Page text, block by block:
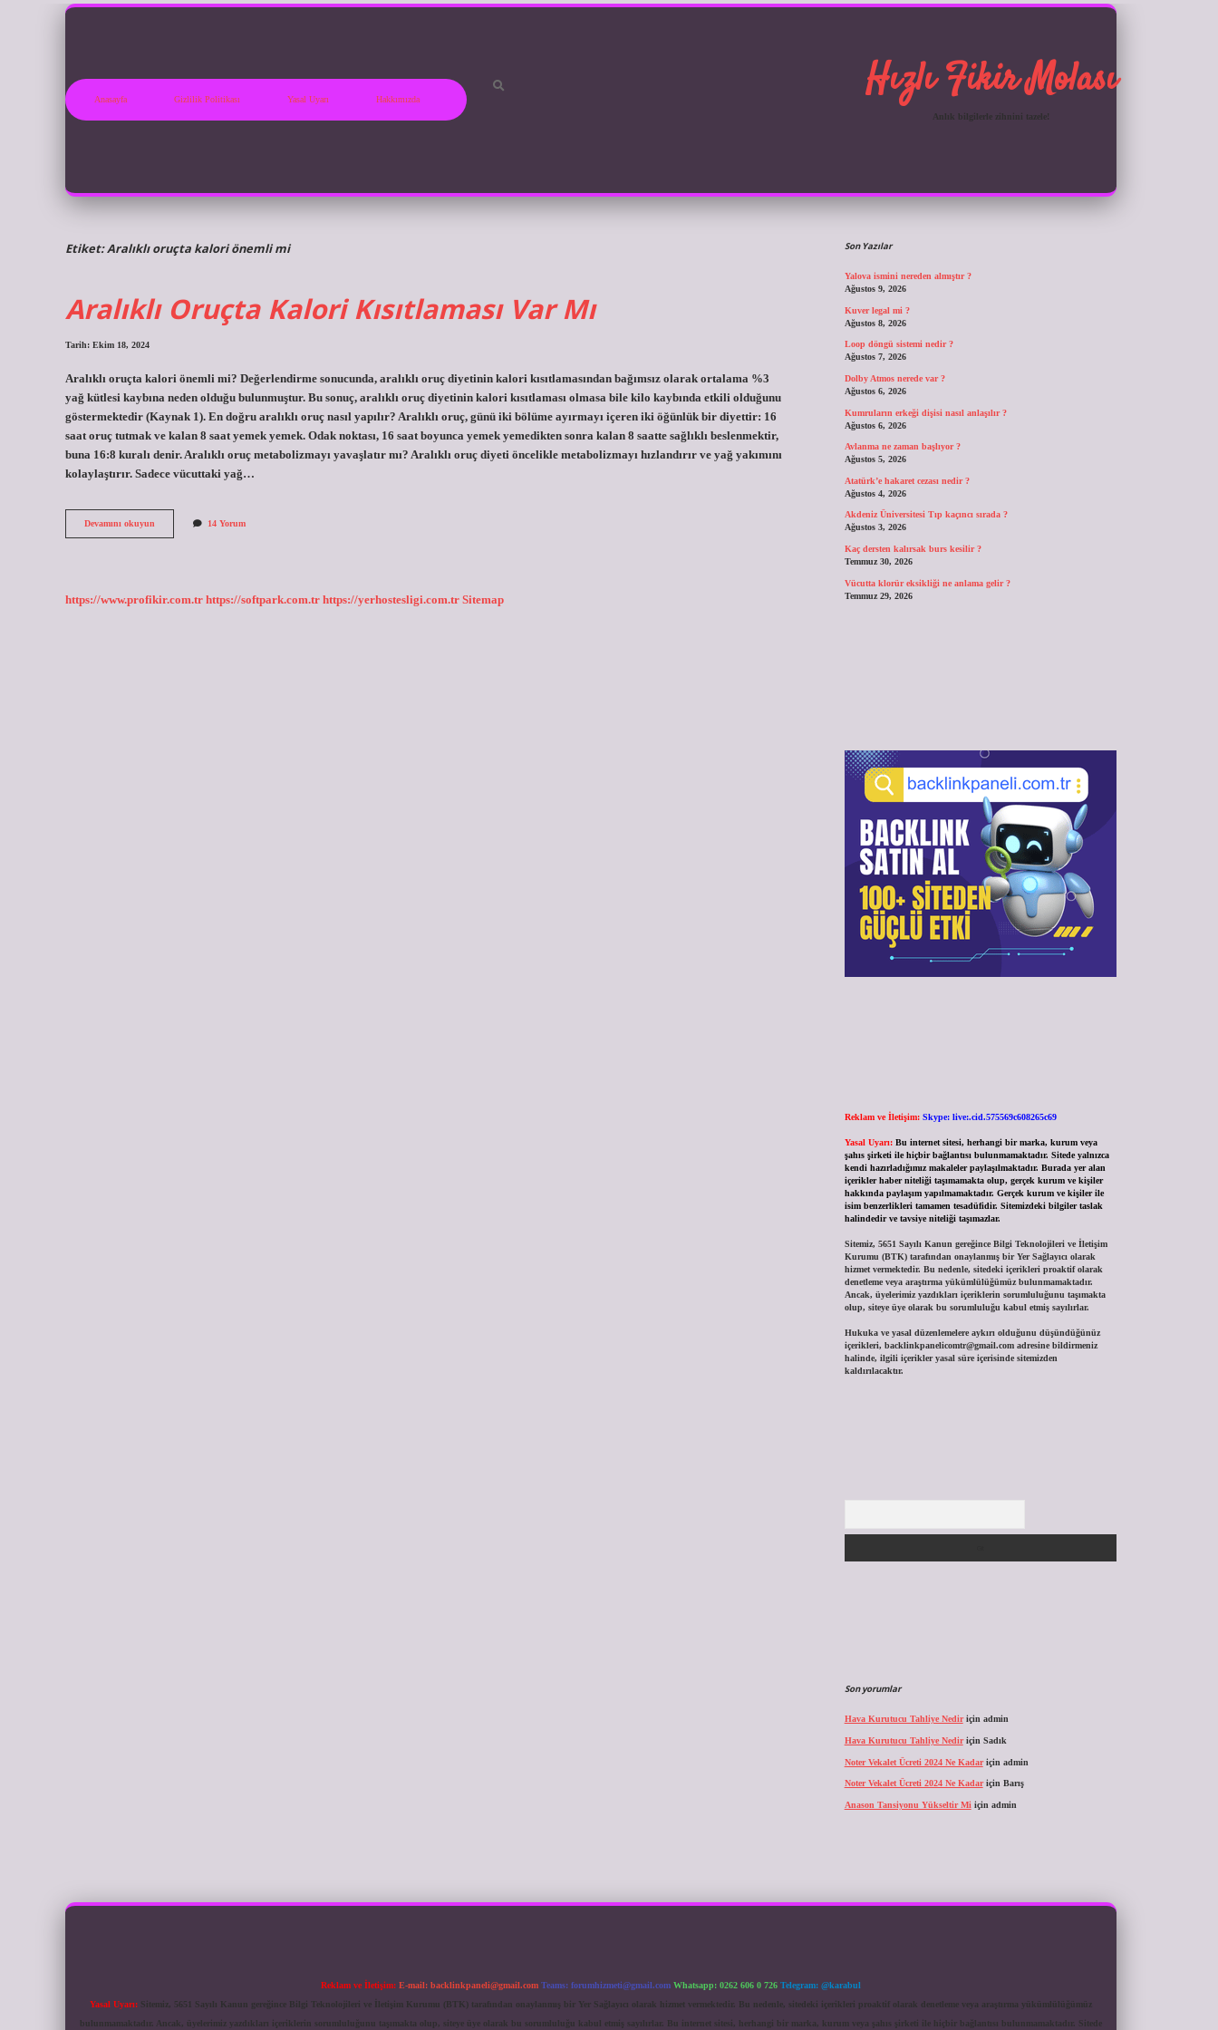
Anasayfa Gizlilik Politikası Yasal Uyarı Hakkımızda Hızlı Fikir Molası
Anlık bilgilerle zihnini tazele!
Etiket:Aralıklı oruçta kalori önemli mi
Aralıklı Oruçta Kalori Kısıtlaması Var Mı
Tarih: Ekim 18, 2024
Aralıklı oruçta kalori önemli mi? Değerlendirme sonucunda, aralıklı oruç diyetinin kalori kısıtlamasından bağımsız olarak ortalama %3
yağ kütlesi kaybına neden olduğu bulunmuştur. Bu sonuç, aralıklı oruç diyetinin kalori kısıtlaması olmasa bile kilo kaybında etkili olduğunu
göstermektedir (Kaynak 1). En doğru aralıklı oruç nasıl yapılır? Aralıklı oruç, günü iki bölüme ayırmayı içeren iki öğünlük bir diyettir: 16
saat oruç tutmak ve kalan 8 saat yemek yemek. Odak noktası, 16 saat boyunca yemek yemedikten sonra kalan 8 saatte sağlıklı beslenmektir,
buna 16:8 kuralı denir. Aralıklı oruç metabolizmayı yavaşlatır mı? Aralıklı oruç diyeti öncelikle metabolizmayı hızlandırır ve yağ yakımını
kolaylaştırır. Sadece vücuttaki yağ…
Devamını okuyun
Oruçta
14 Yorum
https://www.profikir.com.tr https://softpark.com.tr https://yerhostesligi.com.tr Sitemap
Sidebar
Son Yazılar
Yalova ismini nereden almıştır ?
Ağustos 9, 2026
Kuver legal mi ?
Ağustos 8, 2026
Loop döngü sistemi nedir ?
Ağustos 7, 2026
Dolby Atmos nerede var ?
Ağustos 6, 2026
Kumruların erkeği dişisi nasıl anlaşılır ?
Ağustos 6, 2026
Avlanma ne zaman başlıyor ?
Ağustos 5, 2026
Atatürk’e hakaret cezası nedir ?
Ağustos 4, 2026
Akdeniz Üniversitesi Tıp kaçıncı sırada ?
Ağustos 3, 2026
Kaç dersten kalırsak burs kesilir ?
Temmuz 30, 2026
Vücutta klorür eksikliği ne anlama gelir ?
Temmuz 29, 2026
Reklam ve İletişim: Skype: live:.cid.575569c608265c69
Yasal Uyarı: Bu internet sitesi, herhangi bir marka, kurum veya
şahıs şirketi ile hiçbir bağlantısı bulunmamaktadır. Sitede yalnızca
kendi hazırladığımız makaleler paylaşılmaktadır. Burada yer alan
içerikler haber niteliği taşımamakta olup, gerçek kurum ve kişiler
hakkında paylaşım yapılmamaktadır. Gerçek kurum ve kişiler ile
isim benzerlikleri tamamen tesadüfidir. Sitemizdeki bilgiler taslak
halindedir ve tavsiye niteliği taşımazlar.
Sitemiz, 5651 Sayılı Kanun gereğince Bilgi Teknolojileri ve İletişim
Kurumu (BTK) tarafından onaylanmış bir Yer Sağlayıcı olarak
hizmet vermektedir. Bu nedenle, sitedeki içerikleri proaktif olarak
denetleme veya araştırma yükümlülüğümüz bulunmamaktadır.
Ancak, üyelerimiz yazdıkları içeriklerin sorumluluğunu taşımakta
olup, siteye üye olarak bu sorumluluğu kabul etmiş sayılırlar.
Hukuka ve yasal düzenlemelere aykırı olduğunu düşündüğünüz
içerikleri, backlinkpanelicomtr@gmail.comadresine bildirmeniz
halinde, ilgili içerikler yasal süre içerisinde sitemizden
kaldırılacaktır.
Son yorumlar
Hava Kurutucu Tahliye Nediriçin admin
Hava Kurutucu Tahliye Nediriçin Sadık
Noter Vekalet Ücreti 2024 Ne Kadariçin admin
Noter Vekalet Ücreti 2024 Ne Kadariçin Barış
Anason Tansiyonu Yükseltir Mi için admin
Reklam ve İletişim: E-mail: backlinkpaneli@gmail.com Teams: forumhizmeti@gmail.com Whatsapp: 0262 606 0 726 Telegram: @karabul
Yasal Uyarı: Sitemiz, 5651 Sayılı Kanun gereğince Bilgi Teknolojileri ve İletişim Kurumu (BTK) tarafından onaylanmış bir Yer Sağlayıcı olarak hizmet vermektedir. Bu nedenle, sitedeki içerikleri proaktif olarak denetleme veya araştırma yükümlülüğümüz
bulunmamaktadır. Ancak, üyelerimiz yazdıkları içeriklerin sorumluluğunu taşımakta olup, siteye üye olarak bu sorumluluğu kabul etmiş sayılırlar. Bu internet sitesi, herhangi bir marka, kurum veya şahıs şirketi ile hiçbir bağlantısı bulunmamaktadır. Sitede